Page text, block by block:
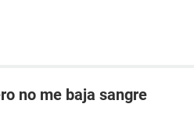
no me baja sangre